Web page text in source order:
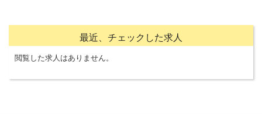
最近、チェックした求人
閲覧した求人はありません。